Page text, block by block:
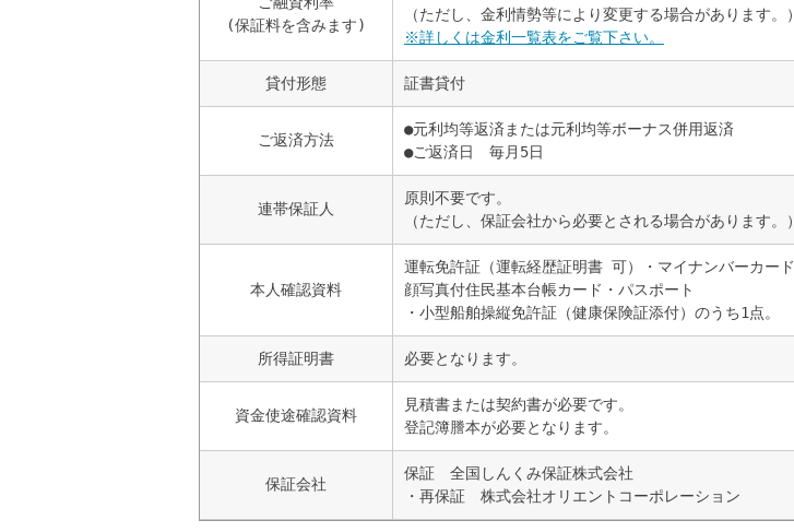
(保証料を含みます)
（ただし、金利情勢等により変更する場合があります。）
※詳しくは金利一覧表をご覧下さい。
貸付形態 証書貸付
ご返済方法
●元利均等返済または元利均等ボーナス併用返済
●ご返済日 毎月5日
連帯保証人
原則不要です。
（ただし、保証会社から必要とされる場合があります。）
本人確認資料
運転免許証（運転経歴証明書 可）・マイナンバーカー
顔写真付住民基本台帳カード・パスポート
・小型船舶操縦免許証（健康保険証添付）のうち1点。
所得証明書 必要となります。
資金使途確認資料
見積書または契約書が必要です。
登記簿謄本が必要となります。
保証会社
保証 全国しんくみ保証株式会社
・再保証 株式会社オリエントコーポレーション